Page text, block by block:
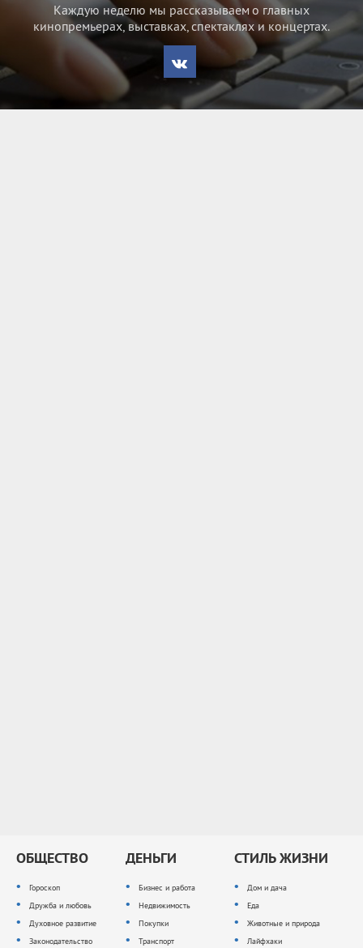
Каждую неделю мы рассказываем о главных
кинопремьерах, выставках, спектаклях и концертах.
ОБЩЕСТВО
Гороскоп
Дружба и любовь
Духовное развитие
Законодательство
ДЕНЬГИ
Бизнес и работа
Недвижимость
Покупки
Транспорт
СТИЛЬ ЖИЗНИ
Дом и дача
Еда
Животные и природа
Лайфхаки